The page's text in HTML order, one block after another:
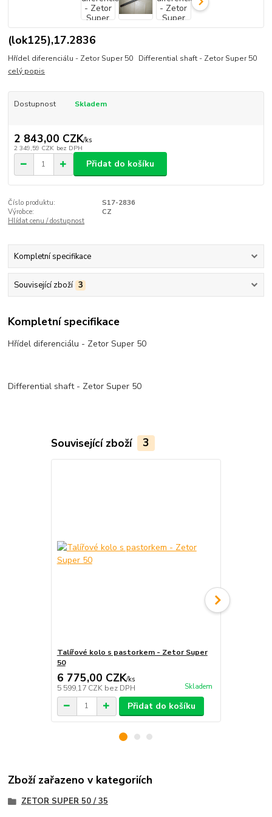
(lok125),17.2836
Hřídel diferenciálu - Zetor Super 50 Differential shaft - Zetor Super 50
celý popis
Dostupnost Skladem
2 843,00 CZK/ks
2 349,59 CZK bez DPH
Přidat do košíku
Číslo produktu:
S17-2836
Výrobce:
CZ
Hlídat cenu / dostupnost
Kompletní specifikace
Související zboží 3
Kompletní specifikace
Hřídel diferenciálu - Zetor Super 50
Differential shaft - Zetor Super 50
Související zboží 3
Talířové kolo s pastorkem - Zetor Super
50
6 775,00 CZK/ks
5 599,17 CZK bez DPH Skladem
Přidat do košíku
Zboží zařazeno v kategoriích
ZETOR SUPER 50 / 35